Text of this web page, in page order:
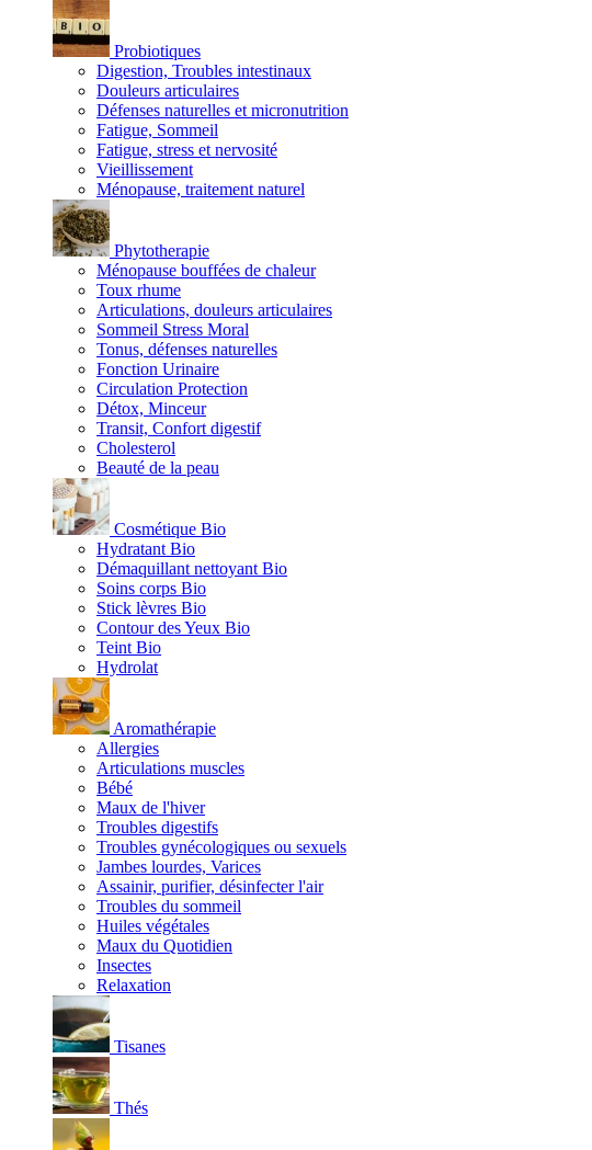
Probiotiques
Digestion, Troubles intestinaux
Douleurs articulaires
Défenses naturelles et micronutrition
Fatigue, Sommeil
Fatigue, stress et nervosité
Vieillissement
Ménopause, traitement naturel
Phytotherapie
Ménopause bouffées de chaleur
Toux rhume
Articulations, douleurs articulaires
Sommeil Stress Moral
Tonus, défenses naturelles
Fonction Urinaire
Circulation Protection
Détox, Minceur
Transit, Confort digestif
Cholesterol
Beauté de la peau
Cosmétique Bio
Hydratant Bio
Démaquillant nettoyant Bio
Soins corps Bio
Stick lèvres Bio
Contour des Yeux Bio
Teint Bio
Hydrolat
Aromathérapie
Allergies
Articulations muscles
Bébé
Maux de l'hiver
Troubles digestifs
Troubles gynécologiques ou sexuels
Jambes lourdes, Varices
Assainir, purifier, désinfecter l'air
Troubles du sommeil
Huiles végétales
Maux du Quotidien
Insectes
Relaxation
Tisanes
Thés